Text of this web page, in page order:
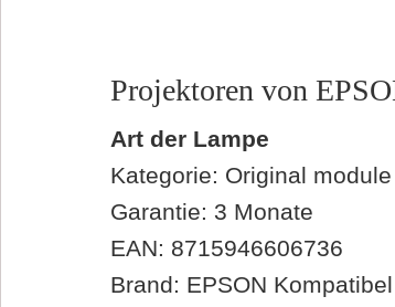
Projektoren von
Art der Lampe
Kategorie: Original module
Garantie: 3 Monate
EAN: 8715946606736
Brand: EPSON